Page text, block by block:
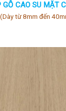
GỖ CAO SU MẶT
từ 8mm đến